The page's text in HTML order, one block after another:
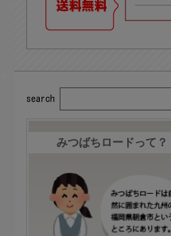
みつばちロードって？